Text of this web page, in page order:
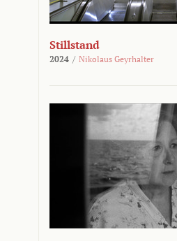
Stillstand
2024 / Nikolaus Geyrhalter